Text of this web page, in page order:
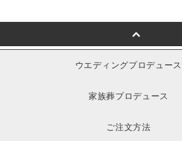
ウエディングプロデュース
家族葬プロデュース
ご注文方法